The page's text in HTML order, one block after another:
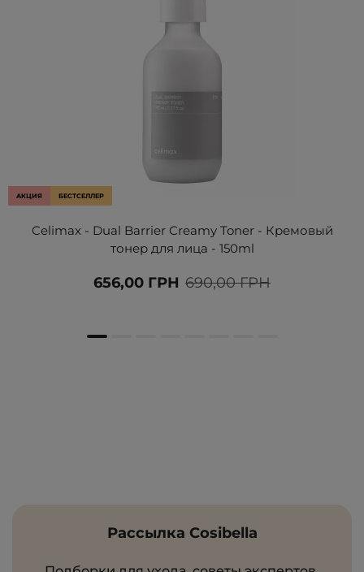
АКЦИЯ БЕСТСЕЛЛЕР
Celimax - Dual Barrier Creamy Toner - Кремовый
тонер для лица - 150ml
690,00 ГРН
656,00 ГРН
Рассылка Cosibella